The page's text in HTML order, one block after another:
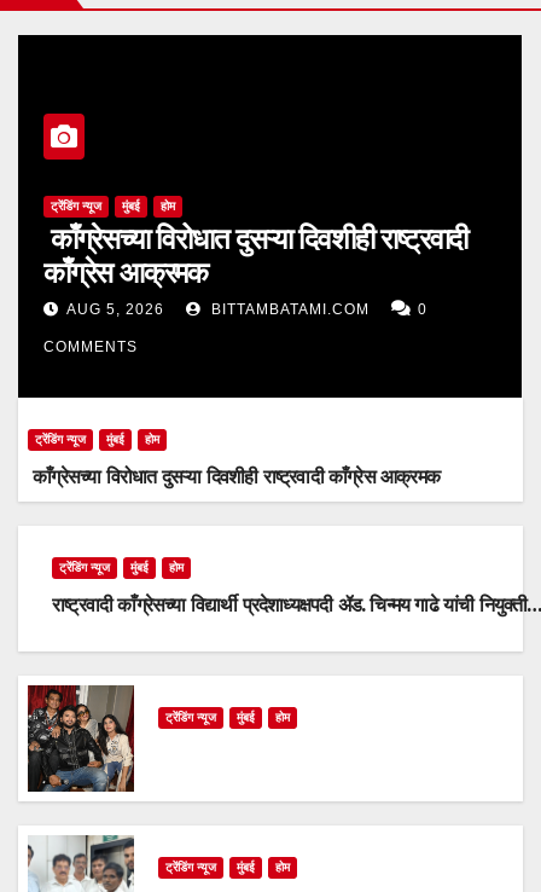
ट्रेंडिंग न्यूज मुंबई होम
काँग्रेसच्या विरोधात दुसऱ्या दिवशीही राष्ट्रवादी
काँग्रेस आक्रमक
AUG 5, 2026 BITTAMBATAMI.COM 0
COMMENTS
ट्रेंडिंग न्यूज मुंबई होम
काँग्रेसच्या विरोधात दुसऱ्या दिवशीही राष्ट्रवादी काँग्रेस आक्रमक
ट्रेंडिंग न्यूज मुंबई होम
राष्ट्रवादी काँग्रेसच्या विद्यार्थी प्रदेशाध्यक्षपदी ॲड. चिन्मय गाढे यांची नियुक्ती…
ट्रेंडिंग न्यूज मुंबई होम
ट्रेंडिंग न्यूज मुंबई होम